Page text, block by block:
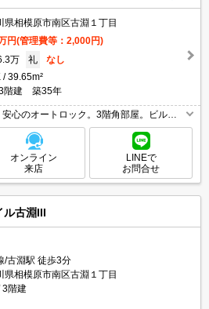
県相模原市南区古淵１丁目
円(管理費等：2,000円)
万 礼
なし
39.65m²
階建 築35年
心のオートロック。3階角部屋。ビルド
ン2基付き。フリーレント1ヶ月※1年以上
日までに御契約の方限定。
オンライン
来店
LINEで
お問合せ
ル古淵III
/古淵駅 徒歩3分
県相模原市南区古淵１丁目
3階建